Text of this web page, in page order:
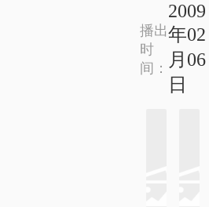
播出
时
间：
2009
年02
月06
日